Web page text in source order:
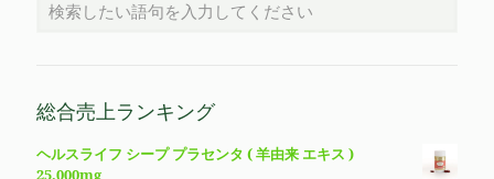
総合売上ランキング
ヘルスライフ シープ プラセンタ ( 羊由来 エキス )
25,000mg